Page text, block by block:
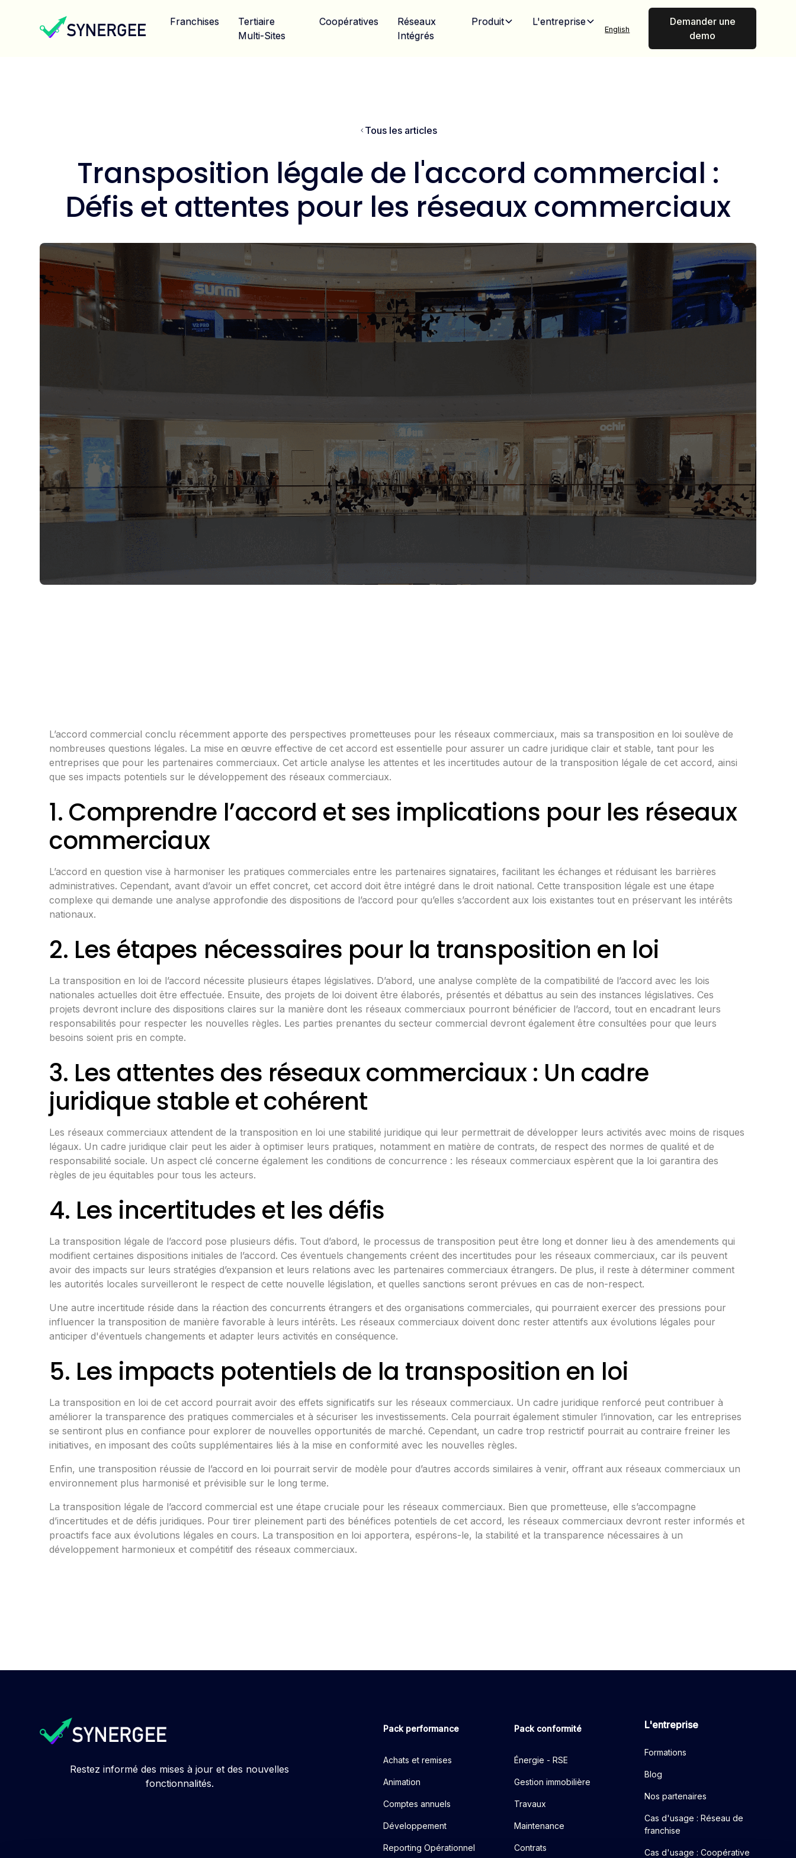
Franchises
Tertiaire
Multi-Sites
Coopératives
Réseaux
Intégrés
Produit L'entreprise
English
Demander une
demo
Tous les articles
Transposition légale de l'accord commercial :
Défis et attentes pour les réseaux commerciaux
L’accord commercial conclu récemment apporte des perspectives prometteuses pour les réseaux commerciaux, mais sa transposition en loi soulève de
nombreuses questions légales. La mise en œuvre effective de cet accord est essentielle pour assurer un cadre juridique clair et stable, tant pour les
entreprises que pour les partenaires commerciaux. Cet article analyse les attentes et les incertitudes autour de la transposition légale de cet accord, ainsi
que ses impacts potentiels sur le développement des réseaux commerciaux.
1. Comprendre l’accord et ses implications pour les réseaux
commerciaux
L’accord en question vise à harmoniser les pratiques commerciales entre les partenaires signataires, facilitant les échanges et réduisant les barrières
administratives. Cependant, avant d’avoir un effet concret, cet accord doit être intégré dans le droit national. Cette transposition légale est une étape
complexe qui demande uneanalyse approfondie des dispositions de l’accord pour qu’elles s’accordent aux lois existantes tout en préservant les intérêts
nationaux.
2. Les étapes nécessaires pour la transposition en loi
La transposition en loi de l’accord nécessite plusieurs étapes législatives. D’abord, une analyse complète de la compatibilité de l’accord avec les lois
nationales actuelles doit être effectuée. Ensuite, des projets de loi doivent être élaborés, présentés et débattus au sein des instances législatives. Ces
projets devront inclure des dispositions claires sur la manière dont les réseaux commerciaux pourront bénéficier de l’accord, tout en encadrant leurs
responsabilités pour respecter les nouvelles règles. Les parties prenantes du secteur commercial devront également être consultées pour que leurs
besoins soient pris en compte.
3. Les attentes des réseaux commerciaux : Un cadre
juridique stable et cohérent
Les réseaux commerciaux attendent de la transposition en loi une stabilité juridique qui leur permettrait de développer leurs activités avec moins de risques
légaux. Un cadre juridique clair peut les aider à optimiser leurs pratiques, notamment en matière de contrats, de respect des normes de qualité et de
responsabilité sociale. Un aspect clé concerne également les conditions de concurrence : les réseaux commerciaux espèrent que la loi garantira des
règles de jeu équitables pour tous les acteurs.
4. Les incertitudes et les défis
La transposition légale de l’accord pose plusieurs défis. Tout d’abord, le processus de transposition peut être long et donner lieu à des amendements qui
modifient certaines dispositions initiales de l’accord. Ces éventuels changements créent des incertitudes pour les réseaux commerciaux, car ils peuvent
avoir des impacts sur leurs stratégies d’expansion et leurs relations avec les partenaires commerciaux étrangers. De plus, il reste à déterminer comment
les autorités locales surveilleront le respect de cette nouvelle législation, et quelles sanctions seront prévues en cas de non-respect.
Une autre incertitude réside dans la réaction des concurrents étrangers et des organisations commerciales, qui pourraient exercer des pressions pour
influencer la transposition de manière favorable à leurs intérêts. Les réseaux commerciaux doivent donc rester attentifs aux évolutions légales pour
anticiper d'éventuels changements et adapter leurs activités en conséquence.
5. Les impacts potentiels de la transposition en loi
La transposition en loi de cet accord pourrait avoir des effets significatifs sur les réseaux commerciaux. Un cadre juridique renforcé peut contribuer à
améliorer la transparence des pratiques commerciales et à sécuriser les investissements. Cela pourrait également stimuler l’innovation, car les entreprises
se sentiront plus en confiance pour explorer de nouvelles opportunités de marché. Cependant, un cadre trop restrictif pourrait au contraire freiner les
initiatives, en imposant des coûts supplémentaires liés à la mise en conformité avec les nouvelles règles.
Enfin, une transposition réussie de l’accord en loi pourrait servir de modèle pour d’autres accords similaires à venir, offrant aux réseaux commerciaux un
environnement plus harmonisé et prévisible sur le long terme.
La transposition légale de l’accord commercial est une étape cruciale pour les réseaux commerciaux. Bien que prometteuse, elle s’accompagne
d’incertitudes et de défis juridiques. Pour tirer pleinement parti des bénéfices potentiels de cet accord, les réseaux commerciaux devront rester informés et
proactifs face aux évolutions légales en cours. La transposition en loi apportera, espérons-le, la stabilité et la transparence nécessaires à un
développement harmonieux et compétitif des réseaux commerciaux.
Restez informé des mises à jour et des nouvelles
fonctionnalités.
Pack performance
Achats et remises
Animation
Comptes annuels
Développement
Reporting Opérationnel
Pack conformité
Énergie - RSE
Gestion immobilière
Travaux
Maintenance
Contrats
L'entreprise
Formations
Blog
Nos partenaires
Cas d'usage : Réseau de
franchise
Cas d'usage : Coopérative